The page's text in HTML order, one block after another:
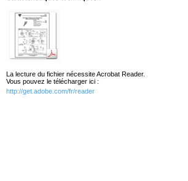
La lecture du fichier nécessite Acrobat Reader.
Vous pouvez le télécharger ici :
http://get.adobe.com/fr/reader